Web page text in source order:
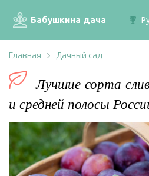
Бабушкина дача
Главная Дачный сад
Лучшие сорта
и средней полосы